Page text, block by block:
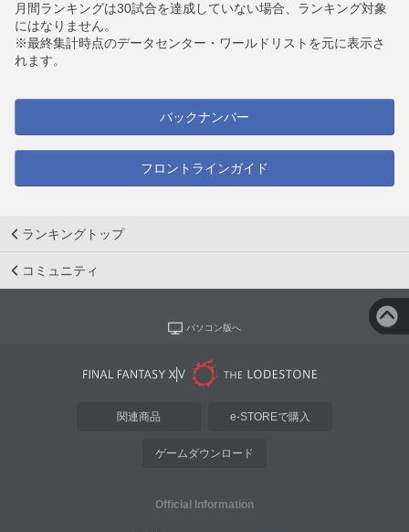
月間ランキングは30試合を達成していない場合、ランキング対象
にはなりません。
※最終集計時点のデータセンター・ワールドリストを元に表示さ
れます。
バックナンバー
フロントラインガイド
ランキングトップ
コミュニティ
パソコン版へ
関連商品 e-STOREで購入
ゲームダウンロード
Official Information